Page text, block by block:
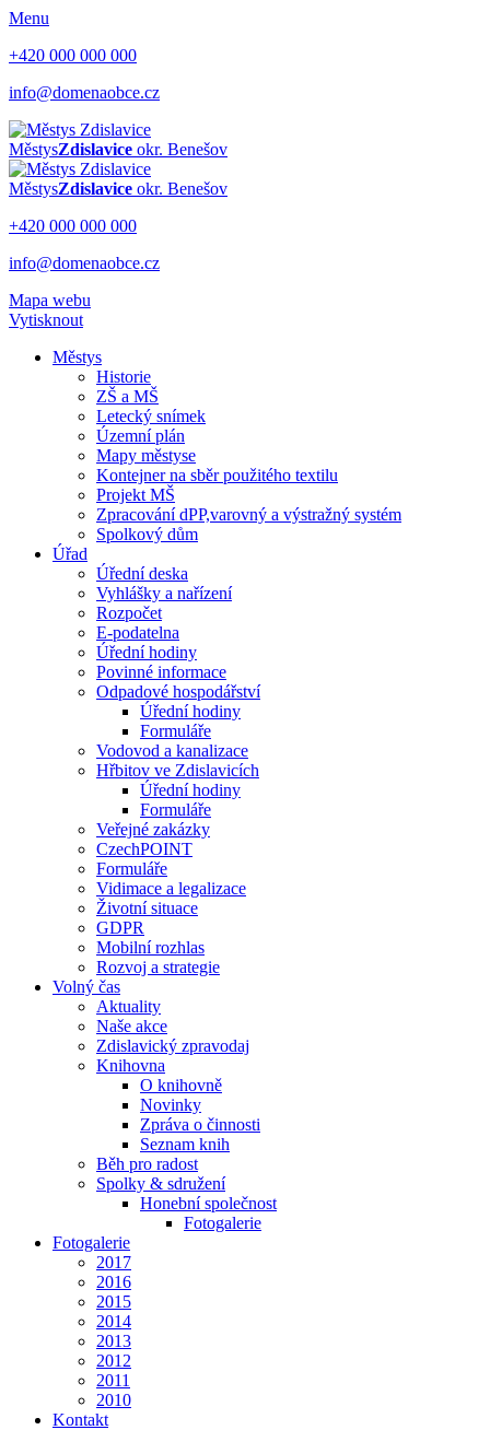
Menu
+420 000 000 000
info@domenaobce.cz
MěstysZdislavice okr. Benešov
MěstysZdislavice okr. Benešov
+420 000 000 000
info@domenaobce.cz
Mapa webu
Vytisknout
Městys
Historie
ZŠ a MŠ
Letecký snímek
Územní plán
Mapy městyse
Kontejner na sběr použitého textilu
Projekt MŠ
Zpracování dPP,varovný a výstražný systém
Spolkový dům
Úřad
Úřední deska
Vyhlášky a nařízení
Rozpočet
E-podatelna
Úřední hodiny
Povinné informace
Odpadové hospodářství
Úřední hodiny
Formuláře
Vodovod a kanalizace
Hřbitov ve Zdislavicích
Úřední hodiny
Formuláře
Veřejné zakázky
CzechPOINT
Formuláře
Vidimace a legalizace
Životní situace
GDPR
Mobilní rozhlas
Rozvoj a strategie
Volný čas
Aktuality
Naše akce
Zdislavický zpravodaj
Knihovna
O knihovně
Novinky
Zpráva o činnosti
Seznam knih
Běh pro radost
Spolky & sdružení
Honební společnost
Fotogalerie
Fotogalerie
2017
2016
2015
2014
2013
2012
2011
2010
Kontakt